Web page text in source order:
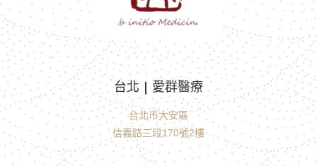
台北 | 愛群醫療
台北市大安區
信義路三段170號2樓